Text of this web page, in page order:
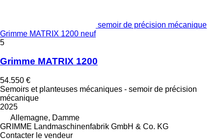
semoir de précision mécanique
Grimme MATRIX 1200 neuf
5
Grimme MATRIX 1200
54.550 €
Semoirs et planteuses mécaniques - semoir de précision
mécanique
2025
Allemagne, Damme
GRIMME Landmaschinenfabrik GmbH & Co. KG
Contacter le vendeur